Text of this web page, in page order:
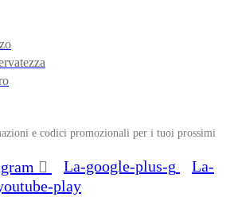
e codici promozionali per i tuoi prossimi
La-google-plus-g
La-
play